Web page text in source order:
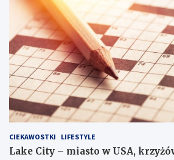
CIEKAWOSTKI LIFESTYLE
Lake City – miasto w USA,